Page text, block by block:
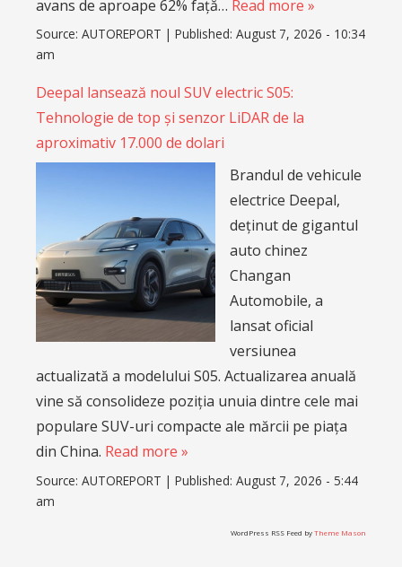
avans de aproape 62% față… Read more »
Source: AUTOREPORT | Published: August 7, 2026 - 10:34
am
Deepal lansează noul SUV electric S05:
Tehnologie de top și senzor LiDAR de la
aproximativ 17.000 de dolari
Brandul de vehicule
electrice Deepal,
deținut de gigantul
auto chinez
Changan
Automobile, a
lansat oficial
versiunea
actualizată a modelului S05. Actualizarea anuală
vine să consolideze poziția unuia dintre cele mai
populare SUV-uri compacte ale mărcii pe piața
din China. Read more »
Source: AUTOREPORT | Published: August 7, 2026 - 5:44
am
WordPress RSS Feed byTheme Mason